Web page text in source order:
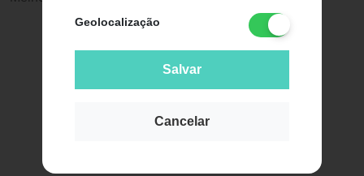
Geolocalização
Salvar
Cancelar